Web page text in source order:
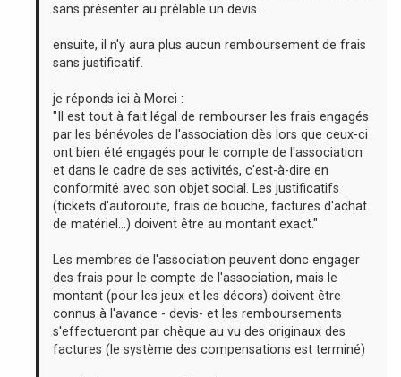
sans présenter au prélable un devis.
ensuite, il n'y aura plus aucun remboursement de frais
sans justificatif.
je réponds ici à Morei :
"Il est tout à fait légal de rembourser les frais engagés
par les bénévoles de l'association dès lors que ceux-ci
ont bien été engagés pour le compte de l'association
et dans le cadre de ses activités, c'est-à-dire en
conformité avec son objet social. Les justificatifs
(tickets d'autoroute, frais de bouche, factures d'achat
de matériel...) doivent être au montant exact."
Les membres de l'association peuvent donc engager
des frais pour le compte de l'association, mais le
montant (pour les jeux et les décors) doivent être
connus à l'avance - devis- et les remboursements
s'effectueront par chèque au vu des originaux des
factures (le système des compensations est terminé)